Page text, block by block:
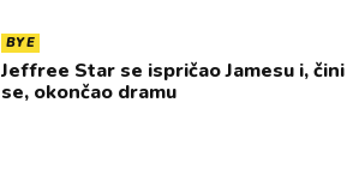
BYE
Jeffree Star se ispričao Jamesu i, čini
se, okončao dramu